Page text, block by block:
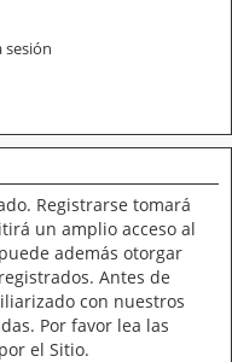
sesión
Registrarse tomará
un amplio acceso al
además otorgar
Antes de
con nuestros
Por favor lea las
el Sitio.